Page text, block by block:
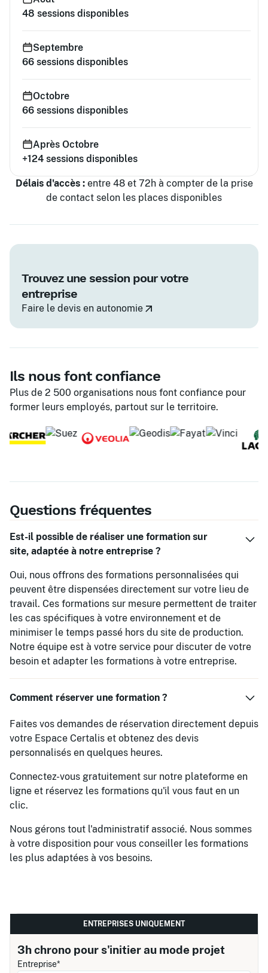
48 sessions disponibles
Septembre
66 sessions disponibles
Octobre
66 sessions disponibles
Après Octobre
+124 sessions disponibles
Délais d'accès :entre 48 et 72h à compter de la prise
de contact selon les places disponibles
Trouvez une session pour votre
entreprise
Faire le devis en autonomie
Ils nous font confiance
Plus de 2 500 organisations nous font confiance pour
former leurs employés, partout sur le territoire.
Questions fréquentes
Est-il possible de réaliser une formation sur
site, adaptée à notre entreprise ?
Oui, nous offrons des formations personnalisées qui
peuvent être dispensées directement sur votre lieu de
travail. Ces formations sur mesure permettent de traiter
les cas spécifiques à votre environnement et de
minimiser le temps passé hors du site de production.
Notre équipe est à votre service pour discuter de votre
besoin et adapter les formations à votre entreprise.
Comment réserver une formation ?
Faites vos demandes de réservation directement depuis
votre Espace Certalis et obtenez des devis
personnalisés en quelques heures.
Connectez-vous gratuitement sur notre plateforme en
ligne et réservez les formations qu'il vous faut en un
clic.
Nous gérons tout l'administratif associé. Nous sommes
à votre disposition pour vous conseiller les formations
les plus adaptées à vos besoins.
ENTREPRISES UNIQUEMENT
3h chrono pour s'initier au mode projet
Entreprise*